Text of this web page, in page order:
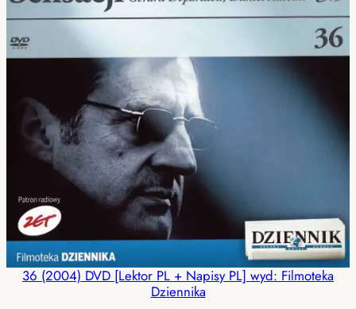
36 (2004) DVD [Lektor PL + Napisy PL] wyd: Filmoteka
Dziennika